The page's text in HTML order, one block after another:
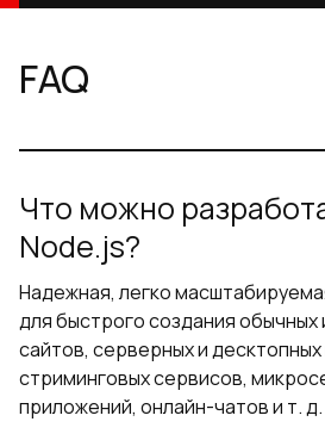
FAQ
Что можно
Node.js?
Надежная, легко
для быстрого создания обычных
сайтов, серверных и
стриминговых сервисов,
приложений, онлайн-чатов и т. д.